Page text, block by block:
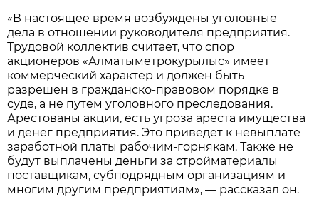
«В настоящее время возбуждены уголовные
дела в отношении руководителя предприятия.
Трудовой коллектив считает, что спор
акционеров «Алматыметрокурылыс» имеет
коммерческий характер и должен быть
разрешен в гражданско-правовом порядке в
суде, а не путем уголовного преследования.
Арестованы акции, есть угроза ареста имущества
и денег предприятия. Это приведет к невыплате
заработной платы рабочим-горнякам. Также не
будут выплачены деньги за стройматериалы
поставщикам, субподрядным организациям и
многим другим предприятиям», — рассказал он.